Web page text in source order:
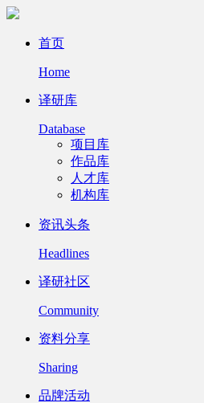
首页
Home
译研库
Database
项目库
作品库
人才库
机构库
资讯头条
Headlines
译研社区
Community
资料分享
Sharing
品牌活动